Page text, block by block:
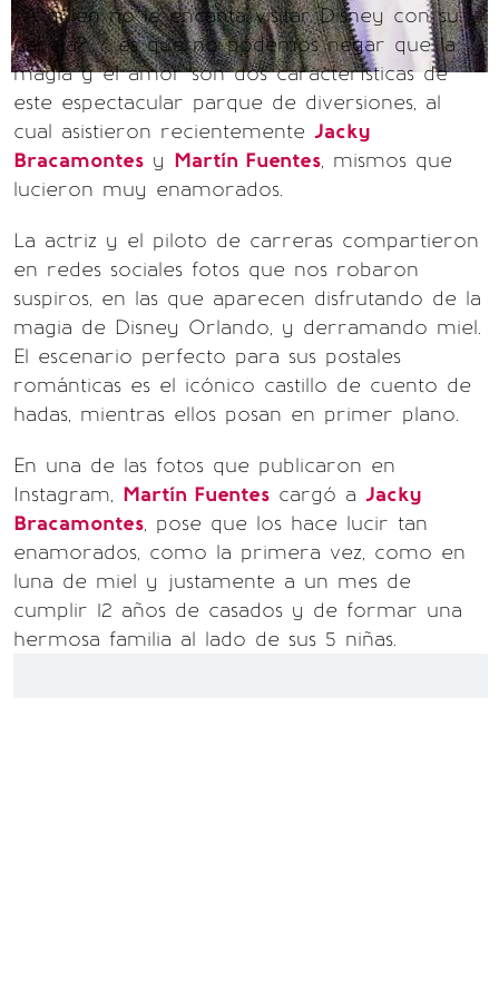
¿A quién no le encanta visitar Disney con su
pareja? Y es que no podemos negar que la
magia y el amor son dos características de
este espectacular parque de diversiones, al
cual asistieron recientemente Jacky
Bracamontes y Martín Fuentes, mismos que
lucieron muy enamorados.
La actriz y el piloto de carreras compartieron
en redes sociales fotos que nos robaron
suspiros, en las que aparecen disfrutando de la
magia de Disney Orlando, y derramando miel.
El escenario perfecto para sus postales
románticas es el icónico castillo de cuento de
hadas, mientras ellos posan en primer plano.
En una de las fotos que publicaron en
Instagram, Martín Fuentes cargó a Jacky
Bracamontes, pose que los hace lucir tan
enamorados, como la primera vez, como en
luna de miel y justamente a un mes de
cumplir 12 años de casados y de formar una
hermosa familia al lado de sus 5 niñas.